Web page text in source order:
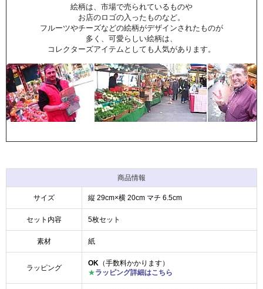
絵柄は、市場で売られているものや
お店のロゴの入ったものなど。
フルーツやチーズなどの絵柄がデザインされたものが
多く、可愛らしい絵柄は、
コレクターズアイテムとしても人気があります。
商品情報
サイズ 縦 29cm×横 20cm マチ 6.5cm
セット内容 5枚セット
素材 紙
ラッピング
OK （手数料かかります）
★ラッピング詳細はこちら